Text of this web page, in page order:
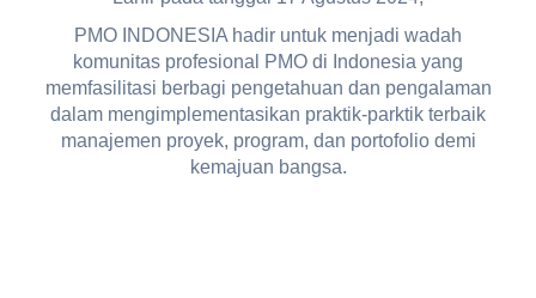
PMO INDONESIA hadir untuk menjadi wadah
komunitas profesional PMO di Indonesia yang
memfasilitasi berbagi pengetahuan dan pengalaman
dalam mengimplementasikan praktik-parktik terbaik
manajemen proyek, program, dan portofolio demi
kemajuan bangsa.